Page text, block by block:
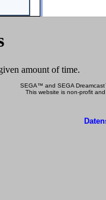
SEGA™ and SEGA
This website is non-profit